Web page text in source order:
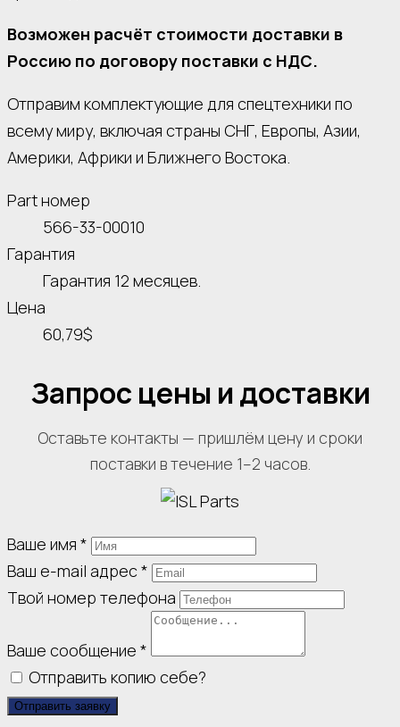
Возможен расчёт стоимости доставки в
Россию по договору поставки с НДС.
Отправим комплектующие для спецтехники по
всему миру, включая страны СНГ, Европы, Азии,
Америки, Африки и Ближнего Востока.
Part номер
566-33-00010
Гарантия
Гарантия 12 месяцев.
Цена
60,79$
Запрос цены и доставки
Оставьте контакты — пришлём цену и сроки
поставки в течение 1–2 часов.
Ваше имя *
Ваш e-mail адрес*
Твой номер телефона
Ваше сообщение *
Отправить копию себе?
Отправить заявку